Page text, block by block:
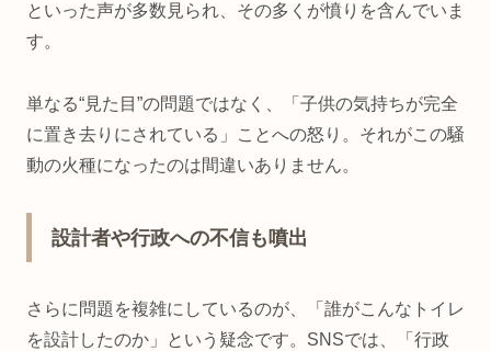
といった声が多数見られ、その多くが憤りを含んでいま
す。
単なる“見た目”の問題ではなく、「子供の気持ちが完全
に置き去りにされている」ことへの怒り。それがこの騒
動の火種になったのは間違いありません。
設計者や行政への不信も噴出
さらに問題を複雑にしているのが、「誰がこんなトイレ
を設計したのか」という疑念です。SNSでは、「行政